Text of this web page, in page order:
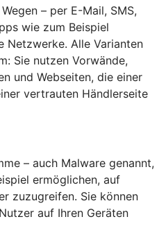
– per E-Mail, SMS,
wie zum Beispiel
Netzwerke. Alle Varianten
Sie nutzen Vorwände,
und Webseiten, die einer
vertrauten Händlerseite
– auch Malware genannt,
ermöglichen, auf
zuzugreifen. Sie können
auf Ihren Geräten